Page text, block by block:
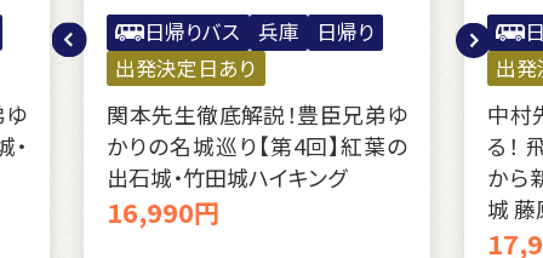
ゆ
の
日帰りバス 奈良
日帰り
出発決定日あり
中村先生と新しい世界遺産を巡
る！ 飛鳥・藤原の宮都①～飛鳥
から新都へ 日本最初の本格都
城 藤原京を訪ねて～
中
る
氏
の